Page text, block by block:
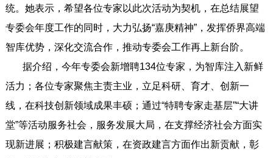
统。她表示，希望各位专家以此次活动为契机，在总结展望
专委会年度工作的同时，大力弘扬“嘉庚精神”，发挥侨界高端
智库优势，深化交流合作，推动专委会工作再上新台阶。
据介绍，今年专委会新增聘134位专家，为智库注入新鲜
活力；各位专家聚焦主责主业，立足科研、育才、创新一
线，在科技创新领域成果丰硕；通过“特聘专家走基层”“大讲
堂”等活动服务社会，服务发展大局，在支撑经济社会方面实
现新进展；积极建言献策，在资政建言方面作出新贡献，彰